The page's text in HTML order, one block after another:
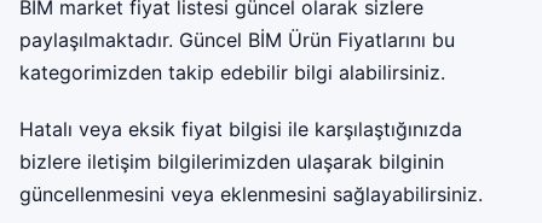
BİM market fiyat listesi güncel olarak sizlere
paylaşılmaktadır. Güncel BİM Ürün Fiyatlarını bu
kategorimizden takip edebilir bilgi alabilirsiniz.
Hatalı veya eksik fiyat bilgisi ile karşılaştığınızda
bizlere iletişim bilgilerimizden ulaşarak bilginin
güncellenmesini veya eklenmesini sağlayabilirsiniz.